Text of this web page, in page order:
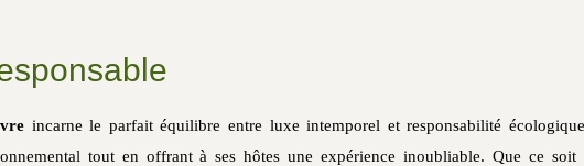
incarne le parfait équilibre entre luxe intemporel et responsabilité
tout en offrant à ses hôtes une expérience inoubliable. Que ce